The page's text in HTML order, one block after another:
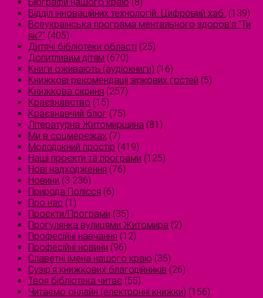
Відділ інноваційних технологій. Цифровий хаб. (139)
Всеукраїнська програма ментального здоров'я "Ти
як?" (405)
Дитячі бібліотеки області (25)
Допитливим дітям (670)
Книги оживають (аудіокниги) (16)
Книжкові рекомендації зіркових гостей (5)
Книжкова скриня (257)
Краєзнавство (15)
Краєзнавчий блог (75)
Літературна Житомирщина (81)
Ми в соцмережах (7)
Молодіжний простір (419)
Наші проєкти та програми (125)
Нові надходження (76)
Новини (3 236)
Природа Полісся (6)
Про нас (1)
Проєкти/Програми (35)
Прогулянка вулицями Житомира (2)
Професійні навчання (12)
Професійні новини (96)
Славетні імена нашого краю (35)
Сузірʼя книжкових благодійників (26)
Твоя бібліотека читає (55)
Читаємо онлайн (електронні книжки) (156)